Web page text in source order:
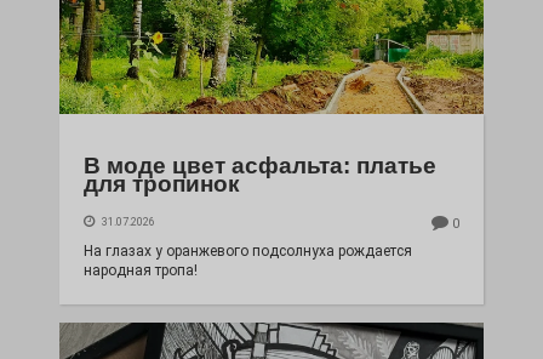
В моде цвет асфальта: платье
для тропинок
31.07.2026 0
На глазах у оранжевого подсолнуха рождается
народная тропа!